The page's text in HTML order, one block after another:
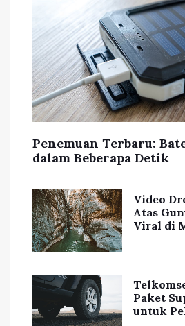
Penemuan Terbaru:
dalam Beberapa Detik
Video
Atas
Viral di
Paket
untuk